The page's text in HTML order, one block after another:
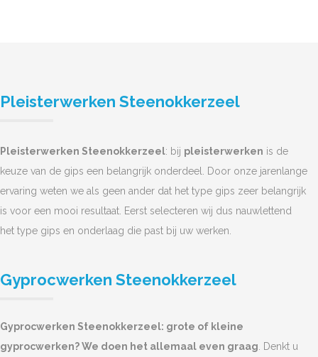
Pleisterwerken Steenokkerzeel
Pleisterwerken Steenokkerzeel: bij pleisterwerken is de
keuze van de gips een belangrijk onderdeel. Door onze jarenlange
ervaring weten we als geen ander dat het type gips zeer belangrijk
is voor een mooi resultaat. Eerst selecteren wij dus nauwlettend
het type gips en onderlaag die past bij uw werken.
Gyprocwerken Steenokkerzeel
Gyprocwerken Steenokkerzeel: grote of kleine
gyprocwerken? We doen het allemaal even graag. Denkt u